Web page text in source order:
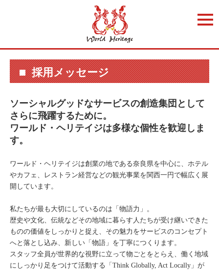
t
o
l
n
a
v
i
採用メッセージ
ソーシャルグッドなサービスの創造集団として
さらに飛躍するために。
ワールド・ヘリテイジは多様な個性を歓迎しま
す。
ワールド・ヘリテイジは創業の地である奈良県を中心に、ホテル
やカフェ、レストラン経営などの観光事業を関西一円で幅広く展
開しています。
私たちが最も大切にしているのは「物語力」。
歴史や文化、伝統などその地域に暮らす人たちが受け継いできた
ものの価値をしっかりと捉え、その魅力をサービスのコンセプト
へと落とし込み、新しい「物語」を丁寧につくります。
スタッフ全員が世界的な視野に立って物ごとをとらえ、働く地域
にしっかり足をつけて活動する「Think Globally, Act Locally 」が